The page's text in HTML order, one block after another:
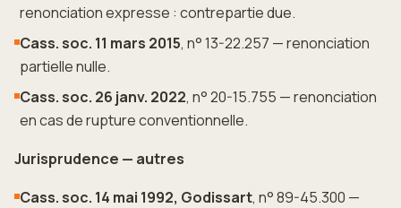
renonciation expresse : contrepartie due.
Cass. soc. 11 mars 2015, n° 13-22.257 — renonciation
partielle nulle.
Cass. soc. 26 janv. 2022, n° 20-15.755 — renonciation
en cas de rupture conventionnelle.
Jurisprudence — autres
Cass. soc. 14 mai 1992, Godissart, n° 89-45.300 —